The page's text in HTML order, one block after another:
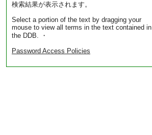
検索結果が表示されます。
Select a portion of the text by dragging your
mouse to view all terms in the text contained in
the DDB. ・
Password Access Policies